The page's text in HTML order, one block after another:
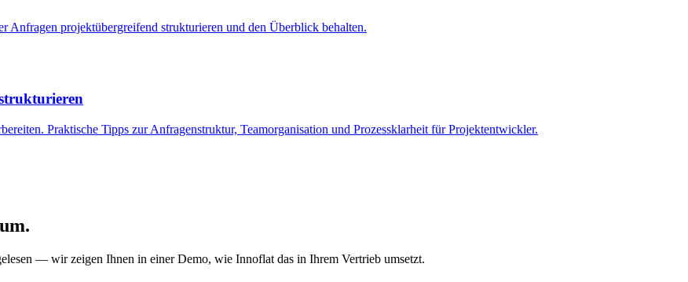
Anfragen projektübergreifend strukturieren und den Überblick behalten.
Praktische Tipps zur Anfragenstruktur, Teamorganisation und Prozessklarheit für Projektentwickler.
— wir zeigen Ihnen in einer Demo, wie Innoflat das in Ihrem Vertrieb umsetzt.